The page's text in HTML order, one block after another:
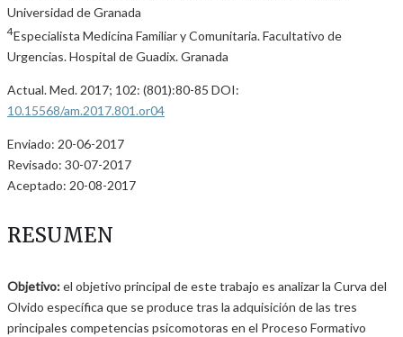
Universidad de Granada
4Especialista Medicina Familiar y Comunitaria. Facultativo de
Urgencias. Hospital de Guadix. Granada
Actual. Med. 2017; 102: (801):80-85 DOI:
10.15568/am.2017.801.or04
Enviado: 20-06-2017
Revisado: 30-07-2017
Aceptado: 20-08-2017
RESUMEN
Objetivo:el objetivo principal de este trabajo es analizar la Curva del
Olvido específica que se produce tras la adquisición de las tres
principales competencias psicomotoras en el Proceso Formativo